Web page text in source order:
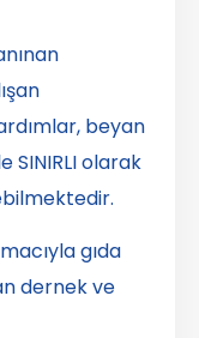
beyan
SINIRLI olarak
gıda
dernek ve